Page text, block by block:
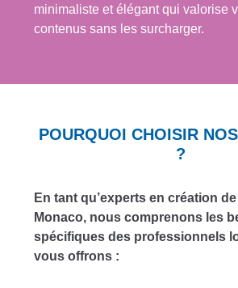
minimaliste et élégant qui valorise
contenus sans les surcharger.
POURQUOI CHOISIR
?
En tant qu’experts en création
Monaco, nous comprenons les
spécifiques des professionnels
vous offrons :